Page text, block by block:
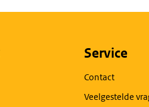
Service
Contact
Veelgestelde